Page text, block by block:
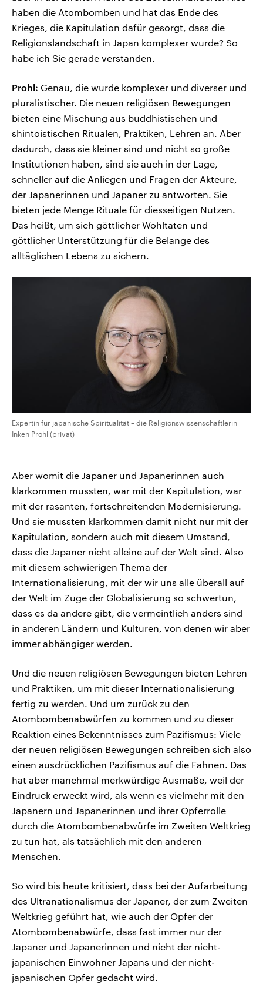
haben die Atombomben und hat das Ende des
Krieges, die Kapitulation dafür gesorgt, dass die
Religionslandschaft in Japan komplexer wurde? So
habe ich Sie gerade verstanden.
Prohl: Genau, die wurde komplexer und diverser und
pluralistischer. Die neuen religiösen Bewegungen
bieten eine Mischung aus buddhistischen und
shintoistischen Ritualen, Praktiken, Lehren an. Aber
dadurch, dass sie kleiner sind und nicht so große
Institutionen haben, sind sie auch in der Lage,
schneller auf die Anliegen und Fragen der Akteure,
der Japanerinnen und Japaner zu antworten. Sie
bieten jede Menge Rituale für diesseitigen Nutzen.
Das heißt, um sich göttlicher Wohltaten und
göttlicher Unterstützung für die Belange des
alltäglichen Lebens zu sichern.
Expertin für japanische Spiritualität – die Religionswissenschaftlerin
Inken Prohl (privat)
Aber womit die Japaner und Japanerinnen auch
klarkommen mussten, war mit der Kapitulation, war
mit der rasanten, fortschreitenden Modernisierung.
Und sie mussten klarkommen damit nicht nur mit der
Kapitulation, sondern auch mit diesem Umstand,
dass die Japaner nicht alleine auf der Welt sind. Also
mit diesem schwierigen Thema der
Internationalisierung, mit der wir uns alle überall auf
der Welt im Zuge der Globalisierung so schwertun,
dass es da andere gibt, die vermeintlich anders sind
in anderen Ländern und Kulturen, von denen wir aber
immer abhängiger werden.
Und die neuen religiösen Bewegungen bieten Lehren
und Praktiken, um mit dieser Internationalisierung
fertig zu werden. Und um zurück zu den
Atombombenabwürfen zu kommen und zu dieser
Reaktion eines Bekenntnisses zum Pazifismus: Viele
der neuen religiösen Bewegungen schreiben sich also
einen ausdrücklichen Pazifismus auf die Fahnen. Das
hat aber manchmal merkwürdige Ausmaße, weil der
Eindruck erweckt wird, als wenn es vielmehr mit den
Japanern und Japanerinnen und ihrer Opferrolle
durch die Atombombenabwürfe im Zweiten Weltkrieg
zu tun hat, als tatsächlich mit den anderen
Menschen.
So wird bis heute kritisiert, dass bei der Aufarbeitung
des Ultranationalismus der Japaner, der zum Zweiten
Weltkrieg geführt hat, wie auch der Opfer der
Atombombenabwürfe, dass fast immer nur der
Japaner und Japanerinnen und nicht der nicht-
japanischen Einwohner Japans und der nicht-
japanischen Opfer gedacht wird.